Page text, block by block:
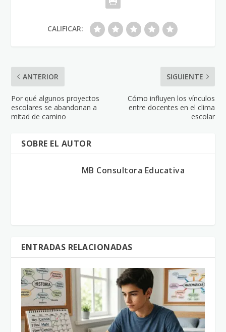
CALIFICAR:
ANTERIOR
Por qué algunos proyectos
escolares se abandonan a
mitad de camino
SIGUIENTE
Cómo influyen los vínculos
entre docentes en el clima
escolar
SOBRE EL AUTOR
MB Consultora Educativa
ENTRADAS RELACIONADAS